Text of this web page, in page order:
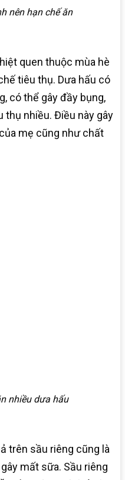
nên hạn chế ăn
quen thuộc mùa hè
tiêu thụ. Dưa hấu có
có thể gây đầy bụng,
thụ nhiều. Điều này gây
mẹ cũng như chất
nhiều dưa hấu
trên sầu riêng cũng là
mất sữa. Sầu riêng